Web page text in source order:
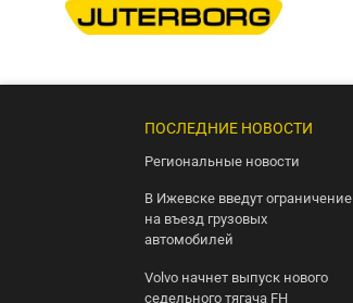
ПОСЛЕДНИЕ НОВОСТИ
Региональные новости
В Ижевске введут ограничение
на въезд грузовых
автомобилей
Volvo начнет выпуск нового
седельного тягача FH